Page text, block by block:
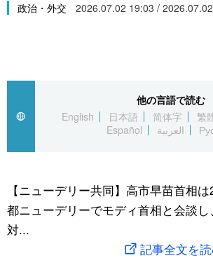
カテゴリー
経済・ビジネス
国際
文化
トップ
アーカイブ
In-depth
Japan Data
動画/Live
スポーツ・東京2020
政治・外交 2026.07.02 19:03 /
他の言語で読む
English
日本語 简体字 繁
Español
العربية
【ニューデリー共同】高市早苗首相
都ニューデリーでモディ首相と会談
対...
記事全文を読